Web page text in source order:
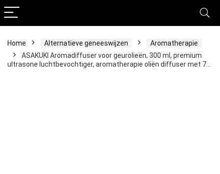
Home Alternatieve geneeswijzen
Aromatherapie
ASAKUKI Aromadiffuser voor geurolieën, 300 ml, premium
ultrasone luchtbevochtiger, aromatherapie oliën diffuser met 7…